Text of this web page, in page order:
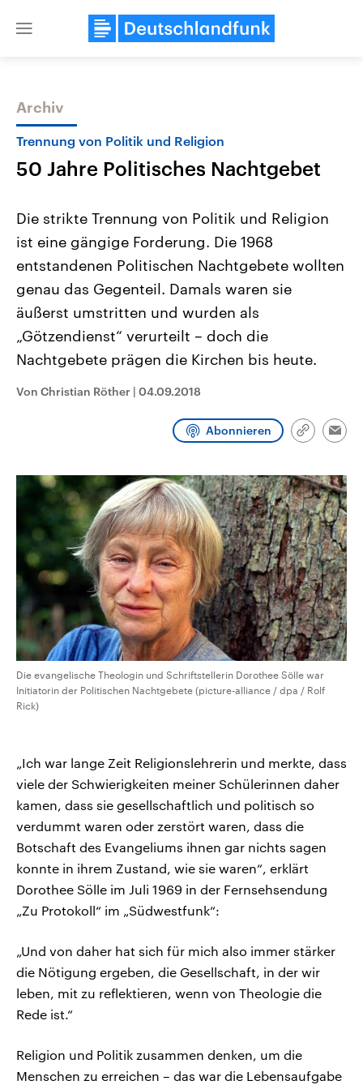
Close
Themen
Landtagswahl Sachsen-Anhalt
2026
Alle Informationen
Sachsen-Anhalt wählt am 6.
September 2026 einen neuen
Landtag. Seit 2021 wird das
Bundesland von einer Koalition aus
Umfragen, Prognosen,
Wahlprogramme, aktuelle Berichte
und Kandidaten der anstehenden
Aktuelle Beiträge,
Hintergründe
Wirtschaftlich und
gehören die Vereinigten
mit großem Einfluss auf
Archiv
Trennung von Politik und Religion
50 Jahre Politisches Nachtgebet
Die strikte Trennung von Politik und Religion
ist eine gängige Forderung. Die 1968
entstandenen Politischen Nachtgebete wollten
genau das Gegenteil. Damals waren sie
äußerst umstritten und wurden als
„Götzendienst“ verurteilt – doch die
Nachtgebete prägen die Kirchen bis heute.
Von Christian Röther | 04.09.2018
Abonnieren
Link
Die evangelische Theologin und Schriftstellerin Dorothee Sölle war
Initiatorin der Politischen Nachtgebete (picture-alliance / dpa / Rolf
Rick)
„Ich war lange Zeit Religionslehrerin und merkte, dass
viele der Schwierigkeiten meiner Schülerinnen daher
kamen, dass sie gesellschaftlich und politisch so
verdummt waren oder zerstört waren, dass die
Botschaft des Evangeliums ihnen gar nichts sagen
konnte in ihrem Zustand, wie sie waren“, erklärt
Dorothee Sölle im Juli 1969 in der Fernsehsendung
„Zu Protokoll“ im „Südwestfunk“:
„Und von daher hat sich für mich also immer stärker
die Nötigung ergeben, die Gesellschaft, in der wir
leben, mit zu reflektieren, wenn von Theologie die
Rede ist.“
Religion und Politik zusammen denken, um die
Menschen zu erreichen – das war die Lebensaufgabe